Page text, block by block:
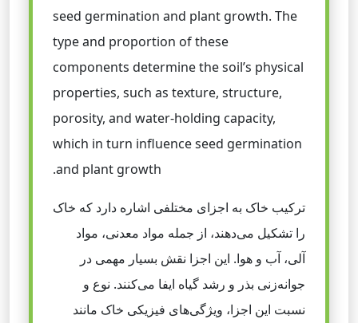
seed germination and plant growth. The
type and proportion of these
components determine the soil’s physical
properties, such as texture, structure,
porosity, and water-holding capacity,
which in turn influence seed germination
and plant growth.
ترکیب خاک به اجزای مختلفی اشاره دارد که خاک
را تشکیل می‌دهند، از جمله مواد معدنی، مواد
آلی، آب و هوا. این اجزا نقش بسیار مهمی در
جوانه‌زنی بذر و رشد گیاه ایفا می‌کنند. نوع و
نسبت این اجزا، ویژگی‌های فیزیکی خاک مانند